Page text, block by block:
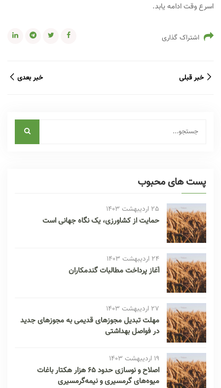
اسرع وقت ادامه یابد.
اشتراک گذاری
خبر قبلی خبر بعدی
پست های محبوب
25 اردیبهشت 1403
حمایت از کشاورزی، یک نگاه جهانی است
24 اردیبهشت 1403
آغاز پرداخت مطالبات گندمکاران
27 اردیبهشت 1403
مهلت تبدیل مجوز‌های قدیمی به مجوز‌های جدید
در فواصل بهداشتی
19 اردیبهشت 1403
اصلاح و نوسازی حدود ۶۵ هزار هکتار باغات
میوه‌های گرمسیری و نیمه‌گرمسیری